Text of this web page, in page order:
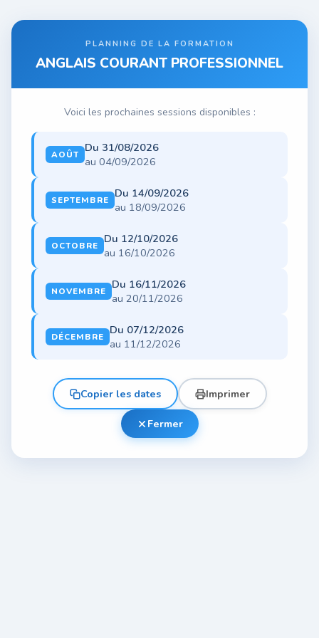
PLANNING DE LA FORMATION
ANGLAIS COURANT PROFESSIONNEL
Voici les prochaines sessions disponibles :
AOÛT
Du 31/08/2026
au 04/09/2026
SEPTEMBRE
Du 14/09/2026
au 18/09/2026
OCTOBRE
Du 12/10/2026
au 16/10/2026
NOVEMBRE
Du 16/11/2026
au 20/11/2026
DÉCEMBRE
Du 07/12/2026
au 11/12/2026
Copier les dates Imprimer
Fermer